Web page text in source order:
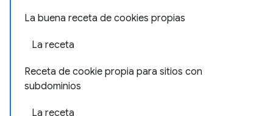
La buena receta de cookies propias
La receta
Receta de cookie propia para sitios con
subdominios
La receta